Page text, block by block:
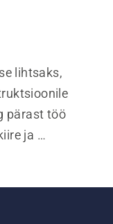
lihtsaks,
pärast töö
ja